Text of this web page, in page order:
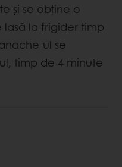
și se obține o
la frigider timp
ul se
timp de 4 minute